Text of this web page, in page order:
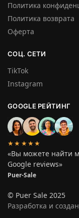
Политика
Политика возврата
Оферта
СОЦ. СЕТИ
TikTok
Instagram
GOOGLE РЕЙТИНГ
★★★★★
«Вы можете найти
Google reviews»
Puer-Sale
© Puer Sale 2025
Разработка и